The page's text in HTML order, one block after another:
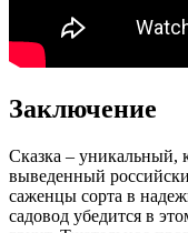
Заключение
Сказка – уникальный,
выведенный
саженцы сорта в
садовод убедится в